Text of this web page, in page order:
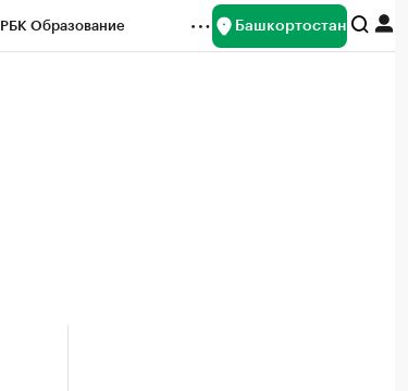
РБК Образование Башкортостан